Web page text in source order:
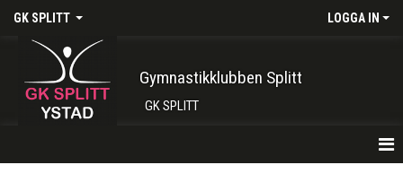
GK SPLITT LOGGA IN
Gymnastikklubben Splitt
GK SPLITT